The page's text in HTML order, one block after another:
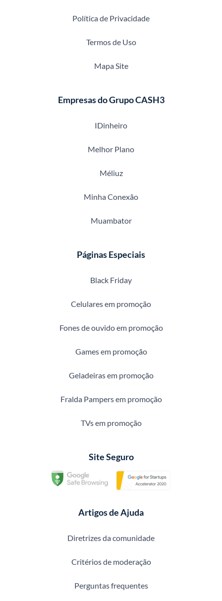
Política de Privacidade
Termos de Uso
Mapa Site
Empresas do Grupo CASH3
IDinheiro
Melhor Plano
Méliuz
Minha Conexão
Muambator
Páginas Especiais
Black Friday
Celulares em promoção
Fones de ouvido em promoção
Games em promoção
Geladeiras em promoção
Fralda Pampers em promoção
TVs em promoção
Site Seguro
Artigos de Ajuda
Diretrizes da comunidade
Critérios de moderação
Perguntas frequentes